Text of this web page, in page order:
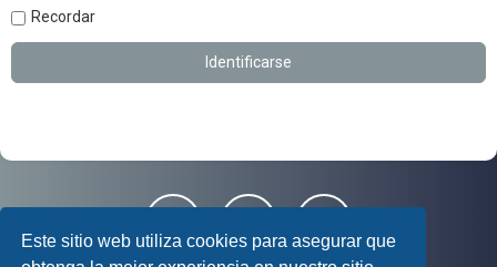
Este sitio web utiliza cookies para asegurar que
Recordar